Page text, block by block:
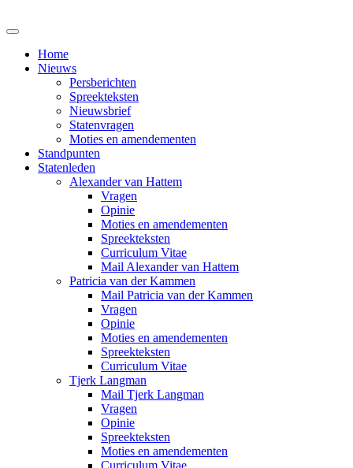
Home
Nieuws
Persberichten
Spreekteksten
Nieuwsbrief
Statenvragen
Moties en amendementen
Standpunten
Statenleden
Alexander van Hattem
Vragen
Opinie
Moties en amendementen
Spreekteksten
Curriculum Vitae
Mail Alexander van Hattem
Patricia van der Kammen
Mail Patricia van der Kammen
Vragen
Opinie
Moties en amendementen
Spreekteksten
Curriculum Vitae
Tjerk Langman
Mail Tjerk Langman
Vragen
Opinie
Spreekteksten
Moties en amendementen
Curriculum Vitae